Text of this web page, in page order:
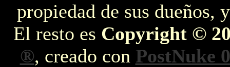
propiedad de sus dueños,
El resto es Copyright ©
®, creado con PostNuke